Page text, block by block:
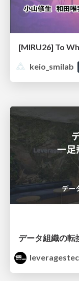
keio_smilab
データ組織の転